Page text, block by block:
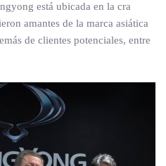
está ubicada en la cra
amantes de la marca asiática
de clientes potenciales, entre